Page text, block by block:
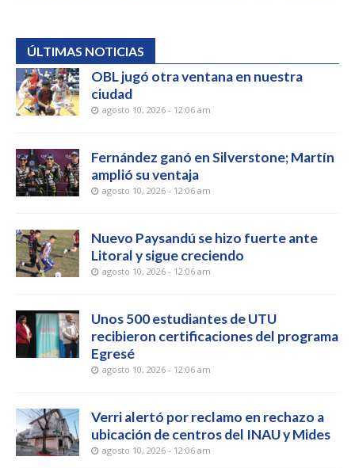
ÚLTIMAS NOTICIAS
OBL jugó otra ventana en nuestra
ciudad
agosto 10, 2026 - 12:06 am
Fernández ganó en Silverstone; Martín
amplió su ventaja
agosto 10, 2026 - 12:06 am
Nuevo Paysandú se hizo fuerte ante
Litoral y sigue creciendo
agosto 10, 2026 - 12:06 am
Unos 500 estudiantes de UTU
recibieron certificaciones del programa
Egresé
agosto 10, 2026 - 12:06 am
Verri alertó por reclamo en rechazo a
ubicación de centros del INAU y Mides
agosto 10, 2026 - 12:06 am